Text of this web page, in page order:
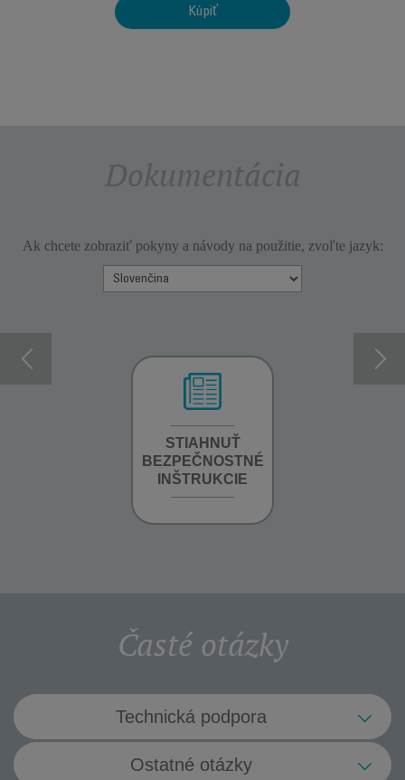
Kúpiť
Dokumentácia
Ak chcete zobraziť pokyny a návody na použitie, zvoľte jazyk:
STIAHNUŤ
BEZPEČNOSTNÉ
INŠTRUKCIE
Časté otázky
Technická podpora
Vaše zariadenie sa počas prevádzky
Ostatné otázky